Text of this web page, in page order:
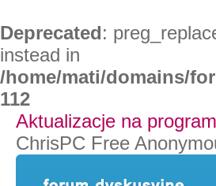
Deprecated:
instead in
/home/mati/domains/
112
Aktualizacje na
ChrisPC Free